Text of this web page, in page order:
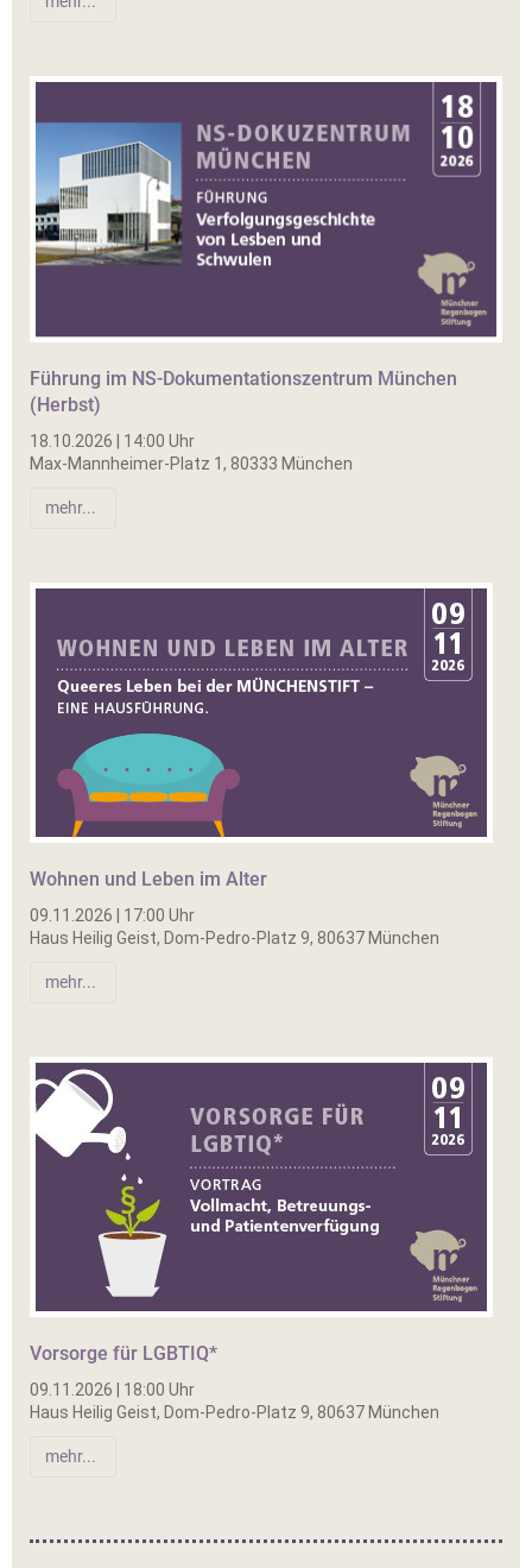
Führung im NS-Dokumentationszentrum München
(Herbst)
18.10.2026 | 14:00 Uhr
Max-Mannheimer-Platz 1, 80333 München
mehr...
Wohnen und Leben im Alter
09.11.2026 | 17:00 Uhr
Haus Heilig Geist, Dom-Pedro-Platz 9, 80637 München
mehr...
Vorsorge für LGBTIQ*
09.11.2026 | 18:00 Uhr
Haus Heilig Geist, Dom-Pedro-Platz 9, 80637 München
mehr...